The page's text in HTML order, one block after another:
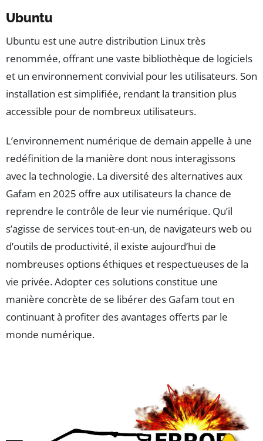
Ubuntu
Ubuntu est une autre distribution Linux très
renommée, offrant une vaste bibliothèque de logiciels
et un environnement convivial pour les utilisateurs. Son
installation est simplifiée, rendant la transition plus
accessible pour de nombreux utilisateurs.
L’environnement numérique de demain appelle à une
redéfinition de la manière dont nous interagissons
avec la technologie. La diversité des alternatives aux
Gafam en 2025 offre aux utilisateurs la chance de
reprendre le contrôle de leur vie numérique. Qu’il
s’agisse de services tout-en-un, de navigateurs web ou
d’outils de productivité, il existe aujourd’hui de
nombreuses options éthiques et respectueuses de la
vie privée. Adopter ces solutions constitue une
manière concrète de se libérer des Gafam tout en
continuant à profiter des avantages offerts par le
monde numérique.